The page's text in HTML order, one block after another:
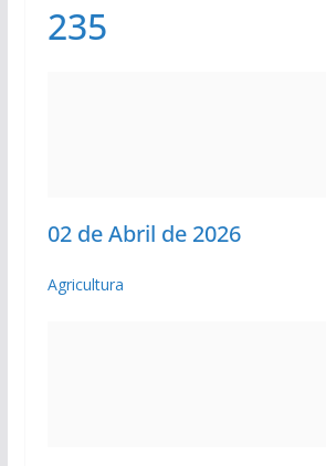
235
02 de Abril de 2026
Agricultura